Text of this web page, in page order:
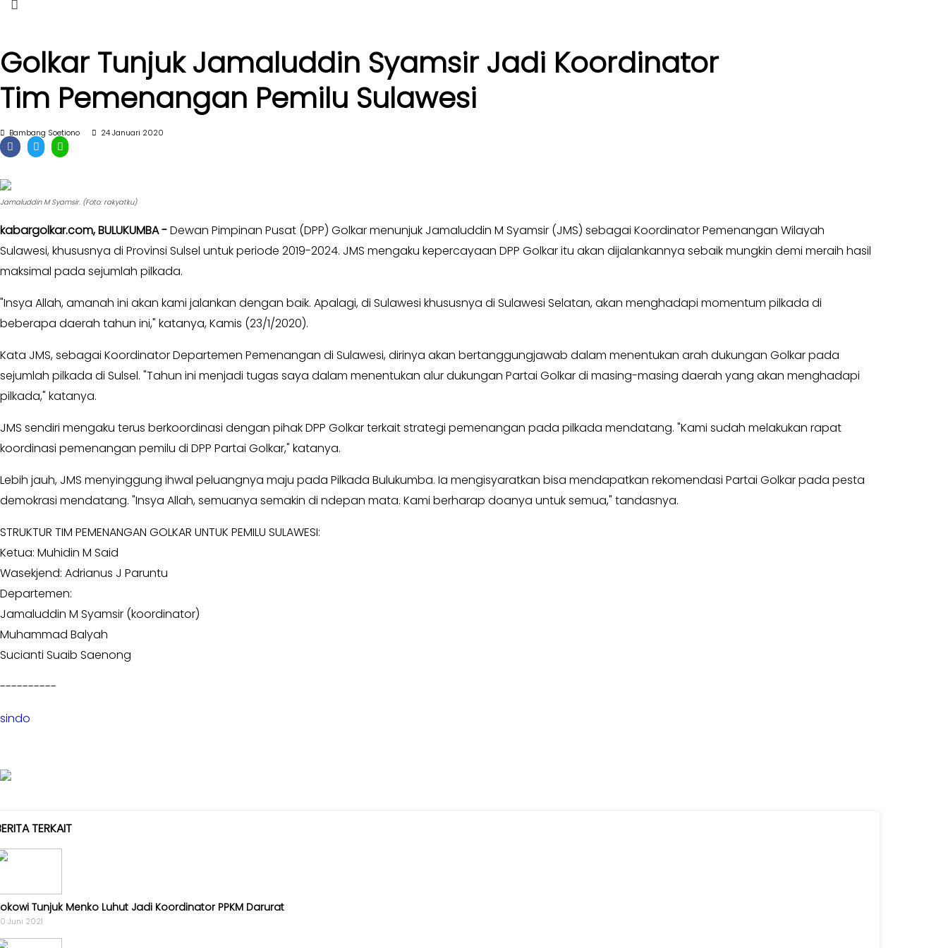
Opini
Kabar
Kader
Kabar
Kabinet
Kabar
UKM
Kabar
DPP
Kagol
Kabar
II
-
DPR
I
-
II
Karya
Kekaryaan
-
-
MKGR
KOSGORO
1957
-
-
HIDAYAH
-
-
-
HWK
Kabar
Sayap
Golkar
-
-
-
VIDEO
Kabar
UMUM
-
PROFILE
Golkar Tunjuk Jamaluddin Syamsir Jadi Koordinator
Tim Pemenangan Pemilu Sulawesi
Bambang Soetiono 24 Januari 2020
Jamaluddin M Syamsir. (Foto: rakyatku)
kabargolkar.com,BULUKUMBA -Dewan Pimpinan Pusat (DPP) Golkar menunjuk Jamaluddin M Syamsir (JMS) sebagai Koordinator Pemenangan Wilayah
Sulawesi, khususnya di Provinsi Sulsel untuk periode 2019-2024. JMS mengaku kepercayaan DPP Golkar itu akan dijalankannya sebaik mungkin demi meraih hasil
maksimal pada sejumlah pilkada.
"Insya Allah, amanah ini akan kami jalankan dengan baik. Apalagi, di Sulawesi khususnya di Sulawesi Selatan, akan menghadapi momentum pilkada di
beberapa daerah tahun ini," katanya, Kamis (23/1/2020).
Kata JMS, sebagai Koordinator Departemen Pemenangan di Sulawesi, dirinya akan bertanggungjawab dalam menentukan arah dukungan Golkar pada
sejumlah pilkada di Sulsel. "Tahun ini menjadi tugas saya dalam menentukan alur dukungan Partai Golkar di masing-masing daerah yang akan menghadapi
pilkada," katanya.
JMS sendiri mengaku terus berkoordinasi dengan pihak DPP Golkar terkait strategi pemenangan pada pilkada mendatang. "Kami sudah melakukan rapat
koordinasi pemenangan pemilu di DPP Partai Golkar," katanya.
Lebih jauh, JMS menyinggung ihwal peluangnya maju pada Pilkada Bulukumba. Ia mengisyaratkan bisa mendapatkan rekomendasi Partai Golkar pada pesta
demokrasi mendatang. "Insya Allah, semuanya semakin di ndepan mata. Kami berharap doanya untuk semua," tandasnya.
STRUKTUR TIM PEMENANGAN GOLKAR UNTUK PEMILU SULAWESI:
Ketua: Muhidin M Said
Wasekjend: Adrianus J Paruntu
Departemen:
Jamaluddin M Syamsir (koordinator)
Muhammad Balyah
Sucianti Suaib Saenong
----------
sindo
TERKAIT
Tunjuk Menko Luhut Jadi Koordinator PPKM Darurat
Juni 2021